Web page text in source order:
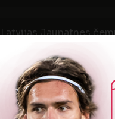
Latvijas Jaunatnes
Gulbenes pilsētas